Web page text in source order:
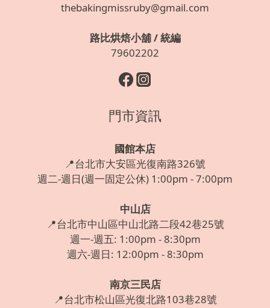
thebakingmissruby@gmail.com
路比烘焙小舖 / 統編
79602202
門市資訊
國館本店
📍台北市大安區光復南路326號
週二-週日(週一固定公休) 1:00pm - 7:00pm
中山店
📍台北市中山區中山北路二段42巷25號
週一-週五: 1:00pm - 8:30pm
週六-週日: 12:00pm - 8:30pm
南京三民店
📍台北市松山區光復北路103巷28號